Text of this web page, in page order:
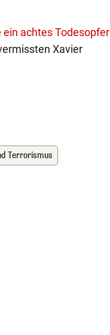
ein achtes Todesopfer
Xavier
Terrorismus